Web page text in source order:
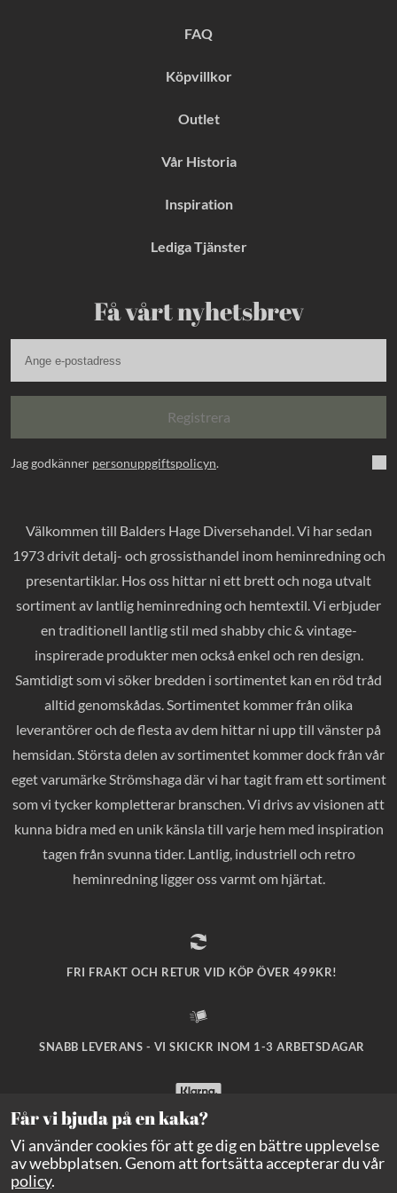
FAQ
Köpvillkor
Outlet
Vår Historia
Inspiration
Lediga Tjänster
Få vårt nyhetsbrev
Registrera
Jag godkänner personuppgiftspolicyn.
a
m
Välkommen till Balders Hage Diversehandel. Vi har sedan
1973 drivit detalj- och grossisthandel inom heminredning och
presentartiklar. Hos oss hittar ni ett brett och noga utvalt
sortiment av lantlig heminredning och hemtextil. Vi erbjuder
en traditionell lantlig stil med shabby chic & vintage-
inspirerade produkter men också enkel och ren design.
Samtidigt som vi söker bredden i sortimentet kan en röd tråd
alltid genomskådas. Sortimentet kommer från olika
leverantörer och de flesta av dem hittar ni upp till vänster på
hemsidan. Största delen av sortimentet kommer dock från vår
eget varumärke Strömshaga där vi har tagit fram ett sortiment
som vi tycker kompletterar branschen. Vi drivs av visionen att
kunna bidra med en unik känsla till varje hem med inspiration
tagen från svunna tider. Lantlig, industriell och retro
heminredning ligger oss varmt om hjärtat.
FRI FRAKT OCH RETUR VID KÖP ÖVER 499KR!
SNABB LEVERANS - VI SKICKR INOM 1-3 ARBETSDAGAR
SÄKRA BETALNINGAR MED KLARNA CHECKOUT!
Får vi bjuda på en kaka?
Vi använder cookies för att ge dig en bättre upplevelse
av webbplatsen. Genom att fortsätta accepterar du vår
policy.